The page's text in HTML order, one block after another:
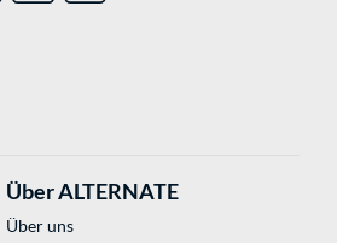
Über ALTERNATE
Über uns